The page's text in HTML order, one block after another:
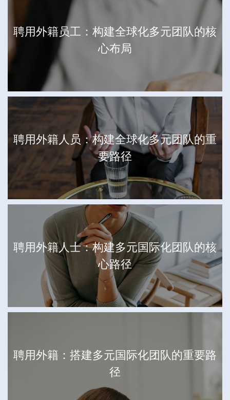
聘用外籍员工：构建全球化多元团队的核
心布局
聘用外籍人员：构建全球化多元团队的重
要路径
聘用外籍人士：构建多元国际化团队的核
心路径
聘用外籍：搭建多元国际化团队的重要路
径